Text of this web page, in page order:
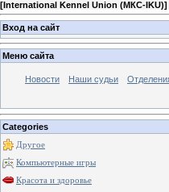
[International Kennel Union (МКС-IKU)]
Вход на сайт
Меню сайта
Новости Наши судьи
Categories
Другое
Компьютерные игры
Красота и здоровье